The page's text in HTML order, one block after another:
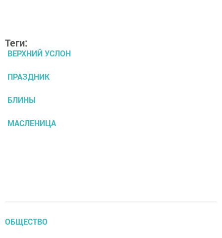
Теги:
ВЕРХНИЙ УСЛОН
ПРАЗДНИК
БЛИНЫ
МАСЛЕНИЦА
ОБЩЕСТВО